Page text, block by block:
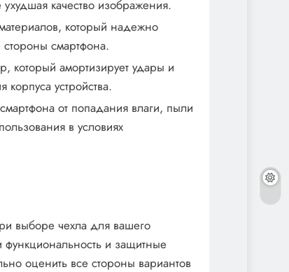
качество изображения.
который надежно
смартфона.
который амортизирует удары и
устройства.
от попадания влаги, пыли
в условиях
выборе чехла для вашего
и защитные
оценить все стороны вариантов